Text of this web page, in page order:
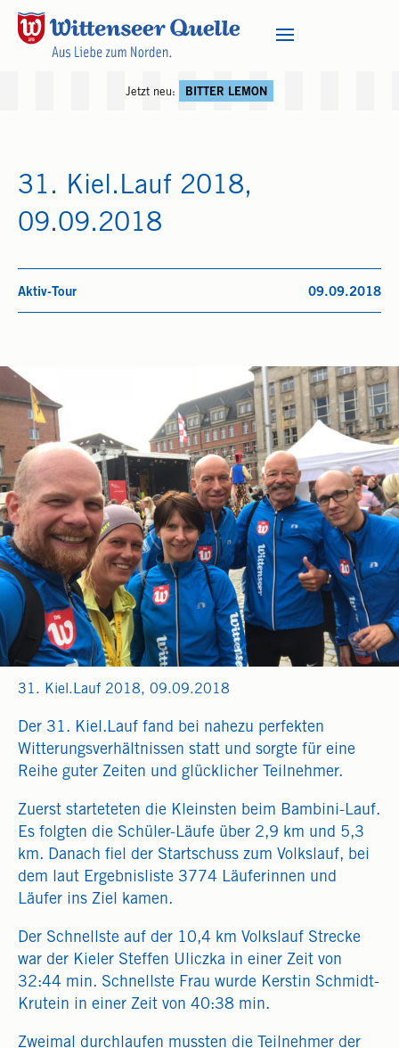
Jetzt neu: BITTER LEMON
31. Kiel.Lauf 2018,
09.09.2018
Aktiv-Tour 09.09.2018
31. Kiel.Lauf 2018, 09.09.2018
Der 31. Kiel.Lauf fand bei nahezu perfekten
Witterungsverhältnissen statt und sorgte für eine
Reihe guter Zeiten und glücklicher Teilnehmer.
Zuerst starteteten die Kleinsten beim Bambini-Lauf.
Es folgten die Schüler-Läufe über 2,9 km und 5,3
km. Danach fiel der Startschuss zum Volkslauf, bei
dem laut Ergebnisliste 3774 Läuferinnen und
Läufer ins Ziel kamen.
Der Schnellste auf der 10,4 km Volkslauf Strecke
war der Kieler Steffen Uliczka in einer Zeit von
32:44 min. Schnellste Frau wurde Kerstin Schmidt-
Krutein in einer Zeit von 40:38 min.
Zweimal durchlaufen mussten die Teilnehmer der